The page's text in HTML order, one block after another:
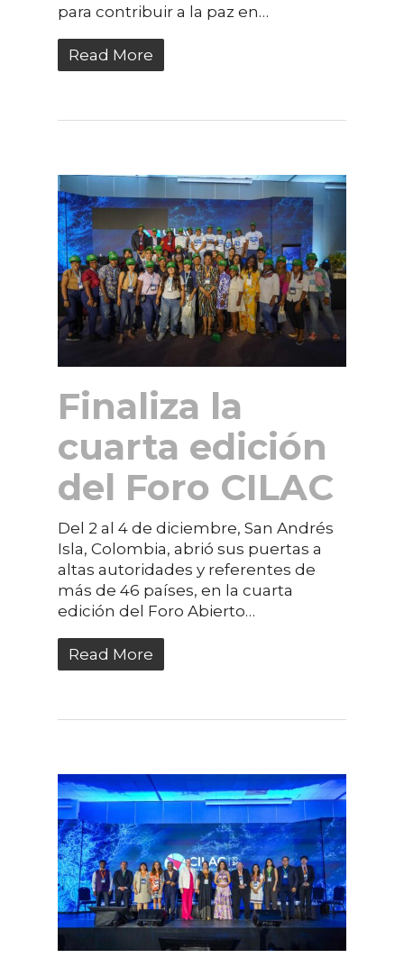
para contribuir a la paz en…
Read More
Finaliza la
cuarta edición
del Foro CILAC
Del 2 al 4 de diciembre, San Andrés
Isla, Colombia, abrió sus puertas a
altas autoridades y referentes de
más de 46 países, en la cuarta
edición del Foro Abierto…
Read More